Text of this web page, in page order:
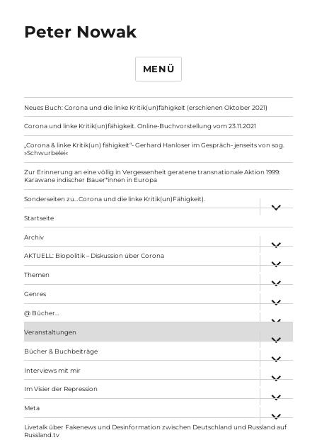
Peter Nowak
MENÜ
Neues Buch: Corona und die linke Kritik(un)fähigkeit (erschienen Oktober 2021)
Corona und linke Kritik(un)fähigkeit. Online-Buchvorstellung vom 23.11.2021
„Corona & linke Kritik(un) fähigkeit“- Gerhard Hanloser im Gespräch- jenseits von sog.
»Schwurbelei«
Zur Erinnerung an eine völlig in Vergessenheit geratene transnationale Aktion 1999:
Karawane indischer Bauer*innen in Europa
Sonderseiten zu…Corona und die linke Kritik(un)Fähigkeit).
anzeigen
Startseite
Archiv
anzeigen
AKTUELL: Biopolitik – Diskussion über Corona
anzeigen
Themen
anzeigen
Genres
anzeigen
@ Bücher…
Veranstaltungen
anzeigen
Bücher & Buchbeiträge
anzeigen
Interviews mit mir
anzeigen
Im Visier der Repression
anzeigen
Meta
anzeigen
Livetalk über Fakenews und Desinformation zwischen Deutschland und Russland auf
Russland.tv